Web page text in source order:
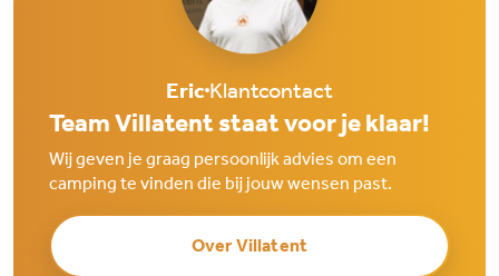
Eric Klantcontact
Team Villatent staat voor je klaar!
Wij geven je graag persoonlijk advies om een
camping te vinden die bij jouw wensen past.
Over Villatent